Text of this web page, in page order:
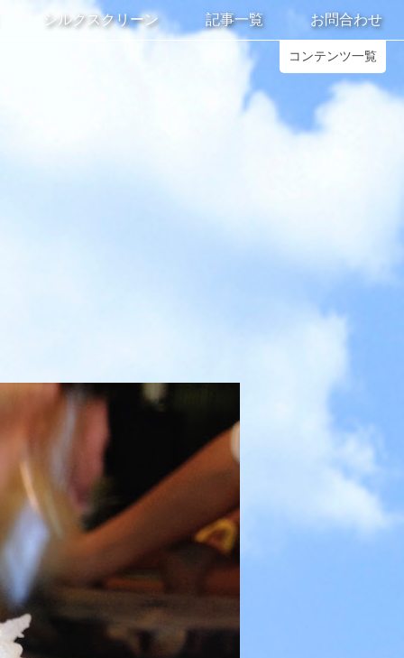
シルクスクリーン 記事一覧 お問合わせ
コンテンツ一覧